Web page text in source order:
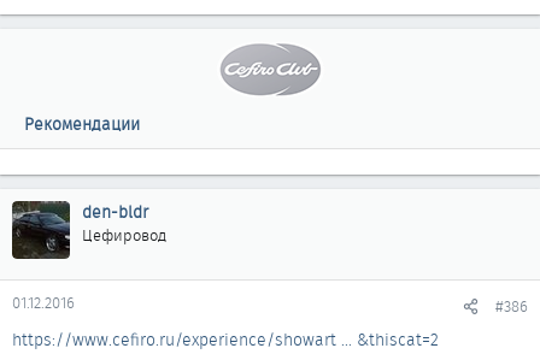
Рекомендации
den-bldr
Цефировод
01.12.2016 #386
https://www.cefiro.ru/experience/showart ... &thiscat=2